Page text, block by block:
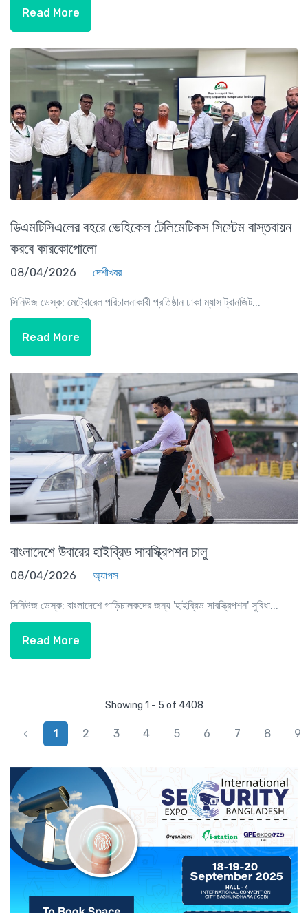
Read More
ডিএমটিসিএলের বহরে ভেহিকেল টেলিমেটিকস সিস্টেম বাস্তবায়ন
করবে কারকোপোলো
08/04/2026 দেশীখবর
সিনিউজ ডেস্ক: মেট্রোরেল পরিচালনাকারী প্রতিষ্ঠান ঢাকা ম্যাস ট্রানজিট...
Read More
বাংলাদেশে উবারের হাইব্রিড সাবস্ক্রিপশন চালু
08/04/2026 অ্যাপস
সিনিউজ ডেস্ক: বাংলাদেশে গাড়িচালকদের জন্য 'হাইব্রিড সাবস্ক্রিপশন' সুবিধা...
Read More
Showing 1 - 5 of 4408
‹ 1 2 3 4 5 6 7 8 9